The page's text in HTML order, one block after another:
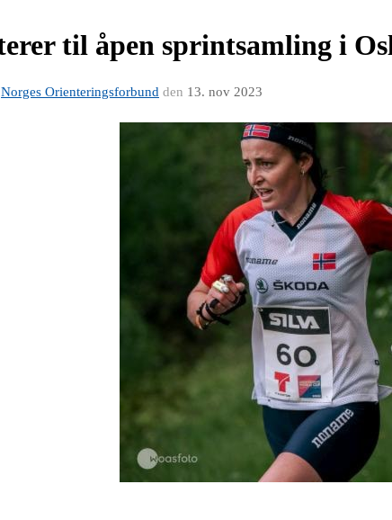
til åpen sprintsamling i
Norges Orienteringsforbund den 13. nov 2023